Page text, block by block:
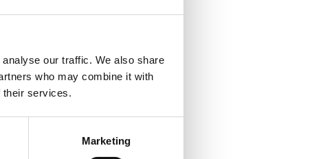
our traffic. We also share
who may combine it with
their services.
Marketing